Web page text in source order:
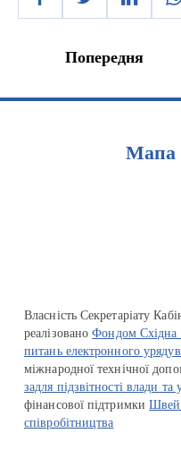
Попередня
Мапа
Власність Секретаріату
реалізованоФондом Східна
питань електронного
міжнародної технічної
задля підзвітності влади та
фінансової підтримки
співробітництва